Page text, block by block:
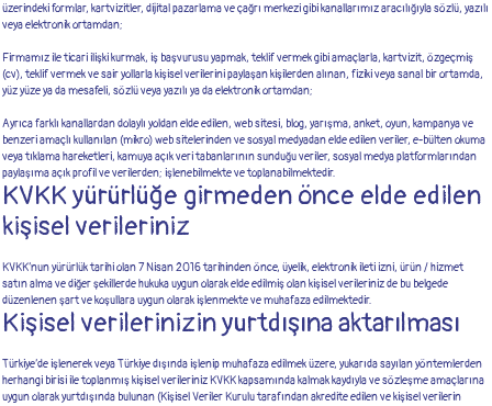
üzerindeki formlar, kartvizitler, dijital pazarlama ve çağrı merkezi gibi kanallarımız aracılığıyla sözlü, yazılı
veya elektronik ortamdan;
Firmamız ile ticari ilişki kurmak, iş başvurusu yapmak, teklif vermek gibi amaçlarla, kartvizit, özgeçmiş
(cv), teklif vermek ve sair yollarla kişisel verilerini paylaşan kişilerden alınan, fiziki veya sanal bir ortamda,
yüz yüze ya da mesafeli, sözlü veya yazılı ya da elektronik ortamdan;
Ayrıca farklı kanallardan dolaylı yoldan elde edilen, web sitesi, blog, yarışma, anket, oyun, kampanya ve
benzeri amaçlı kullanılan (mikro) web sitelerinden ve sosyal medyadan elde edilen veriler, e-bülten okuma
veya tıklama hareketleri, kamuya açık veri tabanlarının sunduğu veriler, sosyal medya platformlarından
paylaşıma açık profil ve verilerden; işlenebilmekte ve toplanabilmektedir.
KVKK yürürlüğe girmeden önce elde edilen
kişisel verileriniz
KVKK’nun yürürlük tarihi olan 7 Nisan 2016 tarihinden önce, üyelik, elektronik ileti izni, ürün / hizmet
satın alma ve diğer şekillerde hukuka uygun olarak elde edilmiş olan kişisel verileriniz de bu belgede
düzenlenen şart ve koşullara uygun olarak işlenmekte ve muhafaza edilmektedir.
Kişisel verilerinizin yurtdışına aktarılması
Türkiye’de işlenerek veya Türkiye dışında işlenip muhafaza edilmek üzere, yukarıda sayılan yöntemlerden
herhangi birisi ile toplanmış kişisel verileriniz KVKK kapsamında kalmak kaydıyla ve sözleşme amaçlarına
uygun olarak yurtdışında bulunan (Kişisel Veriler Kurulu tarafından akredite edilen ve kişisel verilerin